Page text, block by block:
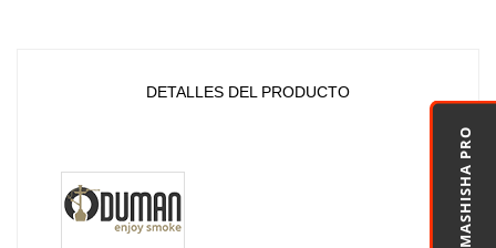
MASHISHA PRO
DETALLES DEL PRODUCTO